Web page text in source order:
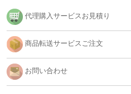
代理購入サービスお見積り
商品転送サービスご注文
お問い合わせ